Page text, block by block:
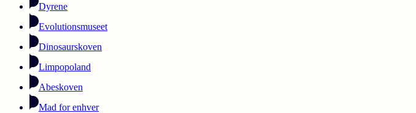
Dyrene
Evolutionsmuseet
Dinosaurskoven
Limpopoland
Abeskoven
Mad for enhver